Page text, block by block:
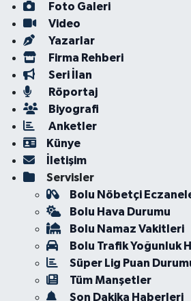
Foto Galeri
Video
Yazarlar
Firma Rehberi
Seri İlan
Röportaj
Biyografi
Anketler
Künye
İletişim
Servisler
Bolu Nöbetçi
Bolu Hava Durumu
Bolu Namaz Vakitleri
Bolu Trafik Yoğunluk
Süper Lig Puan
Tüm Manşetler
Son Dakika Haberleri